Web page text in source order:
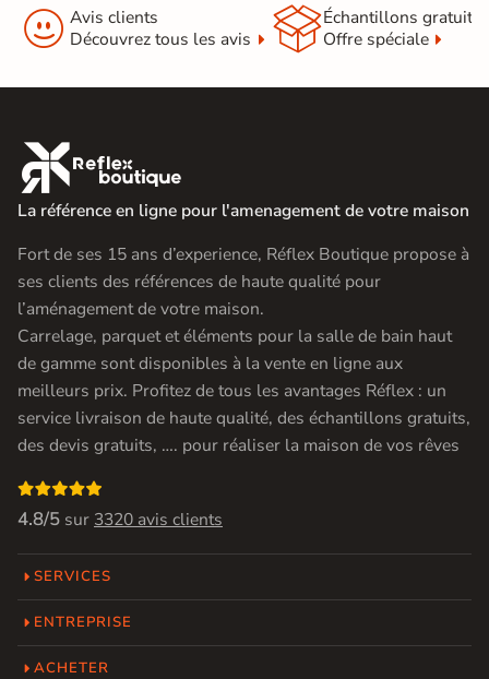
 Avis clients
Découvrez tous les avis
Échantillons gratuit
Offre spéciale

La référence en ligne pour l'amenagement de votre maison
Fort de ses 15 ans d’experience, Réflex Boutique propose à
ses clients des références de haute qualité pour
l’aménagement de votre maison.
Carrelage, parquet et éléments pour la salle de bain haut
de gamme sont disponibles à la vente en ligne aux
meilleurs prix. Profitez de tous les avantages Réflex : un
service livraison de haute qualité, des échantillons gratuits,
des devis gratuits, …. pour réaliser la maison de vos rêves

4.8/5 sur 3320 avis clients
SERVICES
ENTREPRISE
ACHETER